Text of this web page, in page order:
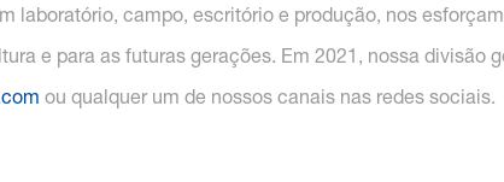
laboratório, campo, escritório e produção, nos
e para as futuras gerações. Em 2021, nossa divisão
ou qualquer um de nossos canais nas redes sociais.